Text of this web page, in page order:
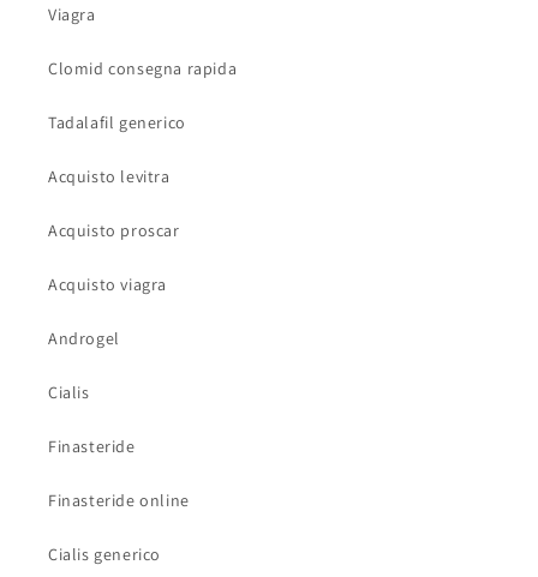
Viagra
Clomid consegna rapida
Tadalafil generico
Acquisto levitra
Acquisto proscar
Acquisto viagra
Androgel
Cialis
Finasteride
Finasteride online
Cialis generico